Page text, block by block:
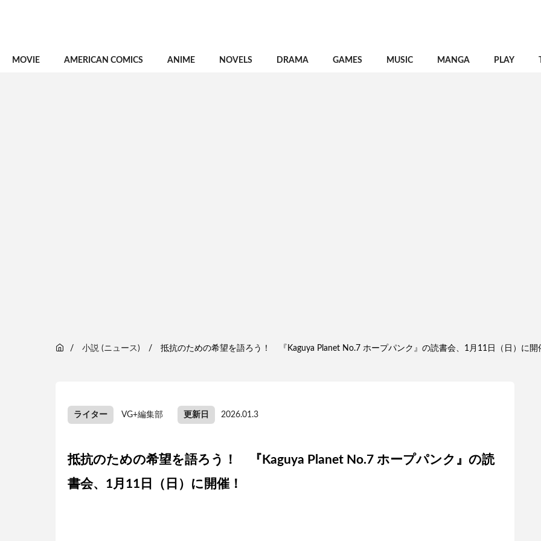
MOVIE AMERICAN COMICS ANIME NOVELS DRAMA GAMES MUSIC MANGA PLAY
小説 (ニュース) 抵抗のための希望を語ろう！ 『Kaguya Planet No.7 ホープパンク』の読書会、1月11日（日）に開
ライター VG+編集部 更新日 2026.01.3
抵抗のための希望を語ろう！ 『Kaguya Planet No.7 ホープパンク』の読
書会、1月11日（日）に開催！